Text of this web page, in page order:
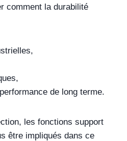
comment la durabilité
de long terme.
les fonctions support
être impliqués dans ce